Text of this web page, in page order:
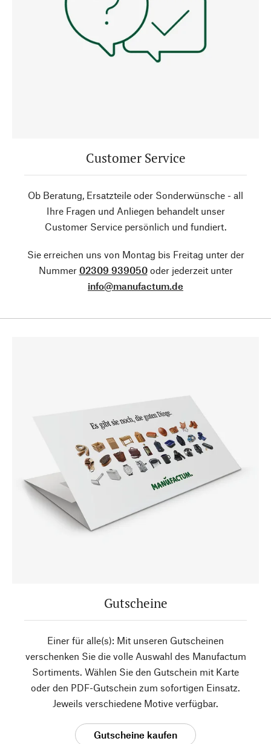
Customer Service
Ob Beratung, Ersatzteile oder Sonderwünsche - all
Ihre Fragen und Anliegen behandelt unser
Customer Service persönlich und fundiert.
Sie erreichen uns von Montag bis Freitag unter der
Nummer 02309 939050oder jederzeit unter
info@manufactum.de
Gutscheine
Einer für alle(s): Mit unseren Gutscheinen
verschenken Sie die volle Auswahl des Manufactum
Sortiments. Wählen Sie den Gutschein mit Karte
oder den PDF-Gutschein zum sofortigen Einsatz.
Jeweils verschiedene Motive verfügbar.
Gutscheine kaufen